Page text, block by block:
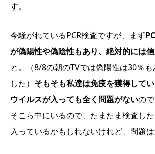
す。
今騒がれているPCR検査ですが、まず
が偽陽性や偽陰性もあり、絶対的には
と。（8/8の朝のTVでは偽陽性は30％
した） そもそも私達は免疫を獲得して
ウイルスが入っても全く問題がないの
そこら中にいるので、たまたま検査し
入っているかもしれないけれど、問題は